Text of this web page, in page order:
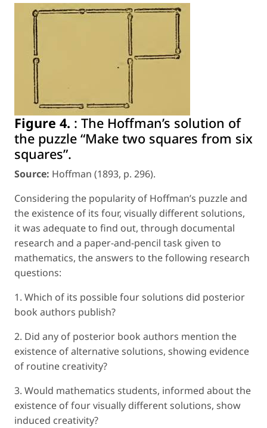
Figure 4. : The Hoffman’s solution of
the puzzle “Make two squares from six
squares”.
Source: Hoffman (1893, p. 296).
Considering the popularity of Hoffman’s puzzle and
the existence of its four, visually different solutions,
it was adequate to find out, through documental
research and a paper-and-pencil task given to
mathematics, the answers to the following research
questions:
1. Which of its possible four solutions did posterior
book authors publish?
2. Did any of posterior book authors mention the
existence of alternative solutions, showing evidence
of routine creativity?
3. Would mathematics students, informed about the
existence of four visually different solutions, show
induced creativity?